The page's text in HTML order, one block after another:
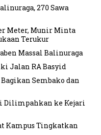
270 Sawa
Meter, Munir Minta
Terukur
Massal Balinuraga
Jalan RA Basyid
Sembako dan
Dilimpahkan ke Kejari
Kampus Tingkatkan